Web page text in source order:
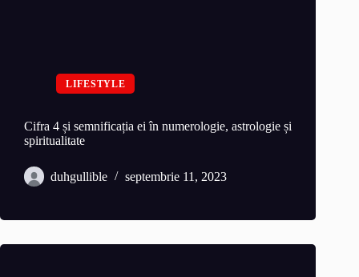
LIFESTYLE
Cifra 4 și semnificația ei în numerologie, astrologie și
spiritualitate
duhgullible septembrie 11, 2023